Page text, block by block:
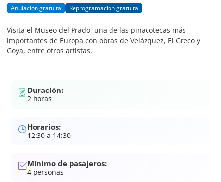
Anulación gratuita Reprogramación gratuita
Visita el Museo del Prado, una de las pinacotecas más
importantes de Europa con obras de Velázquez, El Greco y
Goya, entre otros artistas.
Duración:
2 horas
Horarios:
12:30 a 14:30
Mínimo de pasajeros:
4 personas